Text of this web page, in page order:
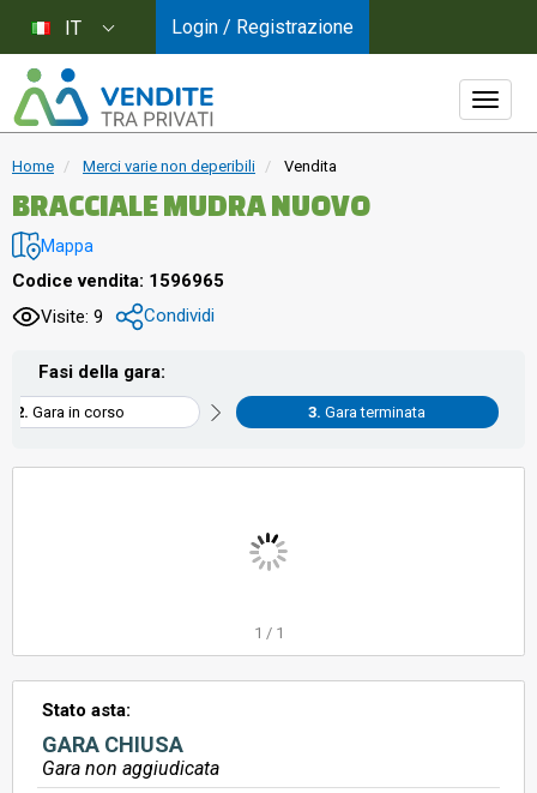
Home Merci varie non deperibili Vendita
BRACCIALE MUDRA NUOVO
Mappa
Codice vendita: 1596965
Visite: 9
Condividi
Fasi della gara:
Gara in corso Gara terminata
1 / 1
Stato asta:
GARA CHIUSA
Gara non aggiudicata
IT Login / Registrazione